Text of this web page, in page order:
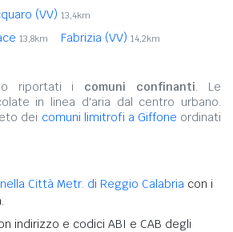
(VV) 13,4km
13,8km Fabrizia (VV) 14,2km
riportati i comuni confinanti. Le
in linea d'aria dal centro urbano.
dei comuni limitrofi a Giffone ordinati
Città Metr. di Reggio Calabria con i
indirizzo e codici ABI e CAB degli